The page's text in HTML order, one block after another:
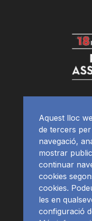
Aquest lloc
de tercers per
navegació,
mostrar
continuar
cookies
cookies.
les en
configuració